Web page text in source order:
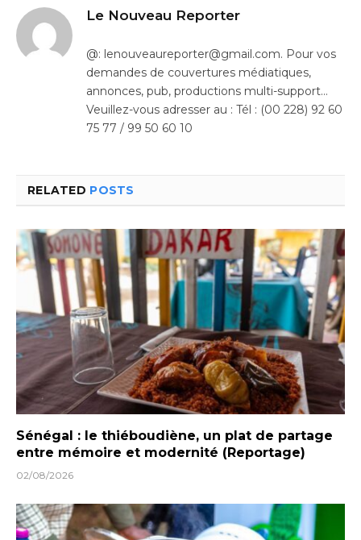
Le Nouveau Reporter
@: lenouveaureporter@gmail.com. Pour vos
demandes de couvertures médiatiques,
annonces, pub, productions multi-support…
Veuillez-vous adresser au : Tél : (00 228) 92 60
75 77 / 99 50 60 10
RELATED POSTS
Sénégal : le thiéboudiène, un plat de partage
entre mémoire et modernité (Reportage)
02/08/2026